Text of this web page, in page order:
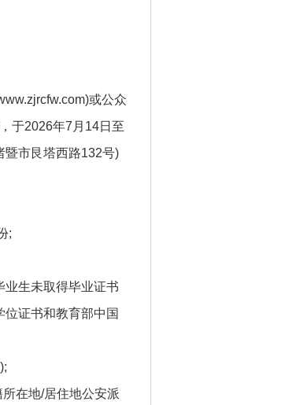
或公众
于2026年7月14日至
市艮塔西路132号)
;
生未取得毕业证书
证书和教育部中国
在地/居住地公安派